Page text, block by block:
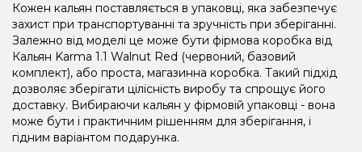
Кожен кальян поставляється в упаковці, яка забезпечує
захист при транспортуванні та зручність при зберіганні.
Залежно від моделі це може бути фірмова коробка від
Кальян Karma 1.1 Walnut Red (червоний, базовий
комплект), або проста, магазинна коробка. Такий підхід
дозволяє зберігати цілісність виробу та спрощує його
доставку. Вибираючи кальян у фірмовій упаковці - вона
може бути і практичним рішенням для зберігання, і
гідним варіантом подарунка.